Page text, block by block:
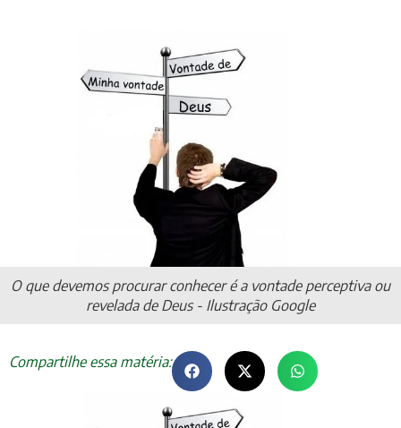
O que devemos procurar conhecer é a vontade perceptiva ou
revelada de Deus - Ilustração Google
Compartilhe essa matéria: